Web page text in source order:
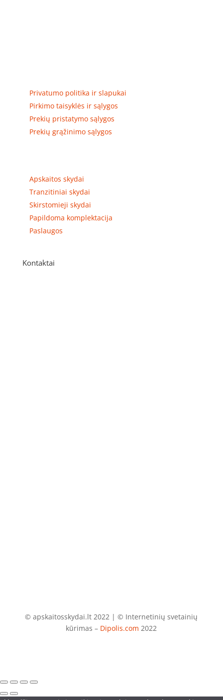
Privatumo politika ir slapukai
Pirkimo taisyklės ir sąlygos
Prekių pristatymo sąlygos
Prekių grąžinimo sąlygos
Apskaitos skydai
Tranzitiniai skydai
Skirstomieji skydai
Papildoma komplektacija
Paslaugos
Kontaktai
© apskaitosskydai.lt 2022 | © Internetinių svetainių
kūrimas – Dipolis.com 2022